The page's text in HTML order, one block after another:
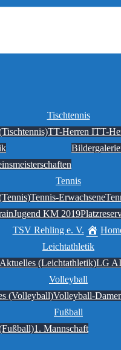
Tischtennis
TT-Herren ITT-
Tennis
Tennis-Erwachsene
Jugend KM 2019
TSV Rehling e. V.
Leichtathletik
Aktuelles (Leichtathletik)LG
Volleyball
(Volleyball)Volleyball-
Fußball
1. Mannschaft